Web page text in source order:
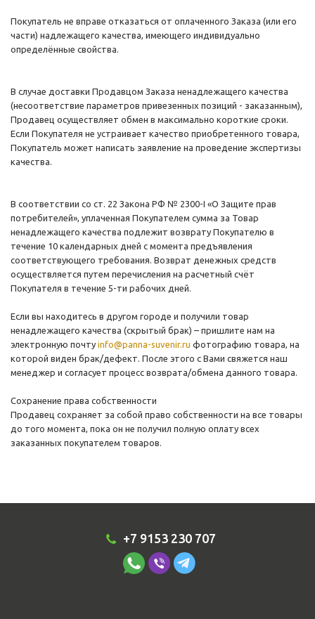
Покупатель не вправе отказаться от оплаченного Заказа (или его
части) надлежащего качества, имеющего индивидуально
определённые свойства.
В случае доставки Продавцом Заказа ненадлежащего качества
(несоответствие параметров привезенных позиций - заказанным),
Продавец осуществляет обмен в максимально короткие сроки.
Если Покупателя не устраивает качество приобретенного товара,
Покупатель может написать заявление на проведение экспертизы
качества.
В соответствии со ст. 22 Закона РФ № 2300-I «О Защите прав
потребителей», уплаченная Покупателем сумма за Товар
ненадлежащего качества подлежит возврату Покупателю в
течение 10 календарных дней с момента предъявления
соответствующего требования. Возврат денежных средств
осуществляется путем перечисления на расчетный счёт
Покупателя в течение 5-ти рабочих дней.
Если вы находитесь в другом городе и получили товар
ненадлежащего качества (скрытый брак) – пришлите нам на
электронную почту info@panna-suvenir.ru фотографию товара, на
которой виден брак/дефект. После этого с Вами свяжется наш
менеджер и согласует процесс возврата/обмена данного товара.
Сохранение права собственности
Продавец сохраняет за собой право собственности на все товары
до того момента, пока он не получил полную оплату всех
заказанных покупателем товаров.
+7 9153 230 707